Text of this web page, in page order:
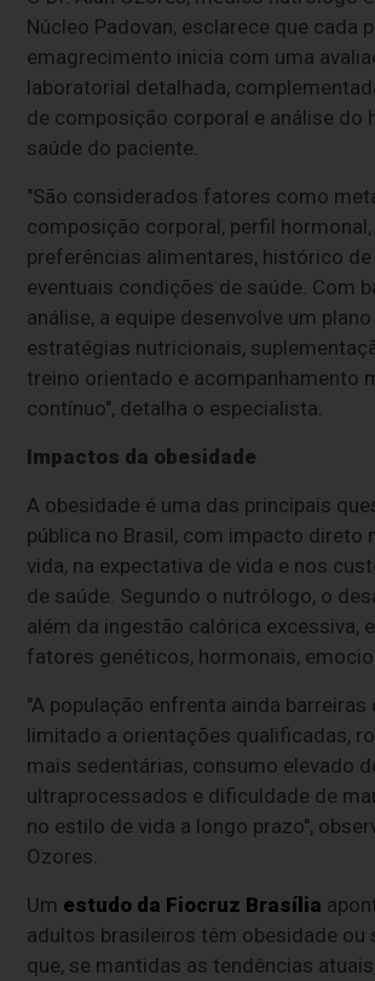
Núcleo Padovan, esclarece que cada
emagrecimento inicia com uma
laboratorial detalhada,
de composição corporal e análise do
saúde do paciente.
"São considerados fatores como
composição corporal, perfil hormonal,
preferências alimentares, histórico de
eventuais condições de saúde. Com
análise, a equipe desenvolve um
estratégias nutricionais,
treino orientado e acompanhamento
contínuo", detalha o especialista.
Impactos da obesidade
A obesidade é uma das principais
pública no Brasil, com impacto direto
vida, na expectativa de vida e nos
de saúde. Segundo o nutrólogo, o
além da ingestão calórica excessiva,
fatores genéticos, hormonais,
"A população enfrenta ainda
limitado a orientações qualificadas,
mais sedentárias, consumo elevado
ultraprocessados e dificuldade de
no estilo de vida a longo prazo",
Ozores.
Um estudo da Fiocruz Brasília
adultos brasileiros têm obesidade ou
que, se mantidas as tendências